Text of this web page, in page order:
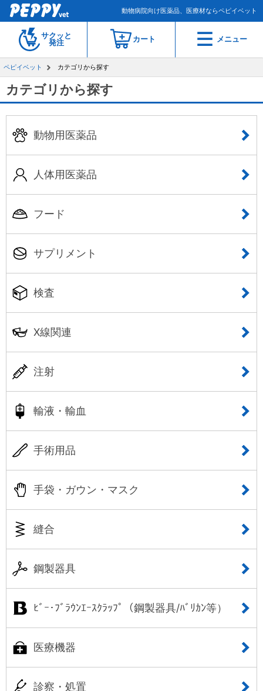
動物病院向け医薬品、医療材ならペピイベット
サクッと
発注
カート メニュー
ペピイベット カテゴリから探す
カテゴリから探す
動物用医薬品
人体用医薬品
フード
サプリメント
検査
X線関連
注射
輸液・輸血
手術用品
手袋・ガウン・マスク
縫合
鋼製器具
ﾋﾞｰ･ﾌﾞﾗｳﾝｴｰｽｸﾗｯﾌﾟ（鋼製器具/ﾊﾞﾘｶﾝ等）
医療機器
診察・処置